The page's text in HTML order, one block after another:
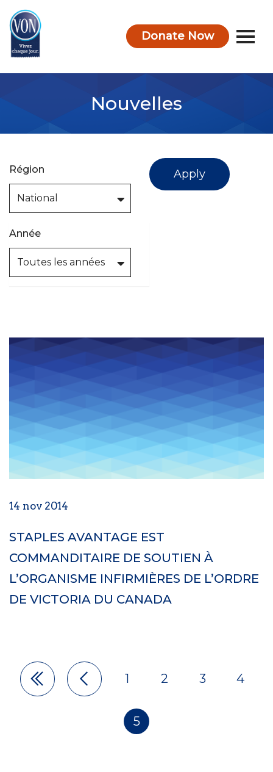
Donate Now
Nouvelles
Région
Année
Apply
14 nov 2014
STAPLES AVANTAGE EST
COMMANDITAIRE DE SOUTIEN À
L’ORGANISME INFIRMIÈRES DE L’ORDRE
DE VICTORIA DU CANADA
Pagination
1 2 3 4
5